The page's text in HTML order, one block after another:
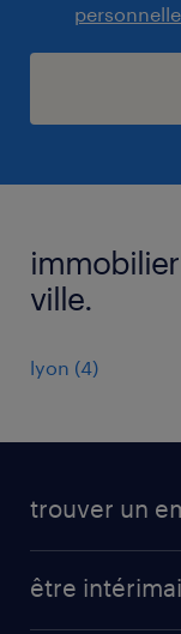
ville.
lyon (4)
trouver un
être